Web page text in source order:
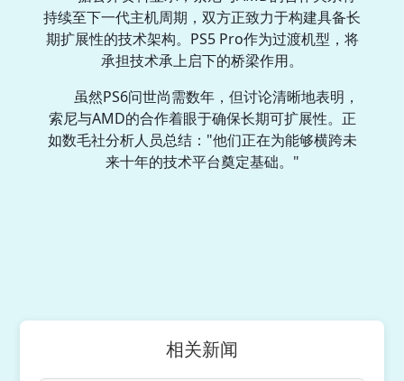
持续至下一代主机周期，双方正致力于构建具备长
期扩展性的技术架构。PS5 Pro作为过渡机型，将
承担技术承上启下的桥梁作用。
虽然PS6问世尚需数年，但讨论清晰地表明，
索尼与AMD的合作着眼于确保长期可扩展性。正
如数毛社分析人员总结："他们正在为能够横跨未
来十年的技术平台奠定基础。"
相关新闻